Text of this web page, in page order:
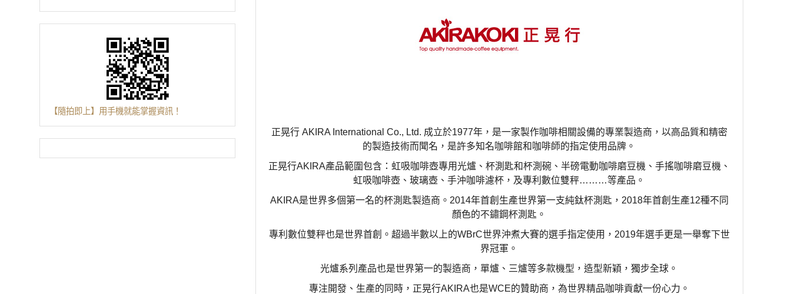
【隨拍即上】用手機就能掌握資訊！
正晃行AKIRA International Co., Ltd. 成立於1977年，是一家製作咖啡相關設備的專業製造商，以高品質和精密
的製造技術而聞名，是許多知名咖啡館和咖啡師的指定使用品牌。
正晃行AKIRA產品範圍包含：虹吸咖啡壺專用光爐、杯測匙和杯測碗、半磅電動咖啡磨豆機、手搖咖啡磨豆機、
虹吸咖啡壺、玻璃壺、手沖咖啡濾杯，及專利數位雙秤………等產品。
AKIRA是世界多個第一名的杯測匙製造商。 2014年首創生產世界第一支純鈦杯測匙， 2018年首創生產12種不同
顏色的不鏽鋼杯測匙。
專利數位雙秤也是世界首創。超過半數以上的WBrC世界沖煮大賽的選手指定使用， 2019年選手更是一舉奪下世
界冠軍。
光爐系列產品也是世界第一的製造商，單爐、三爐等多款機型，造型新穎，獨步全球。
專注開發、生產的同時，正晃行AKIRA也是WCE的贊助商，為世界精品咖啡貢獻一份心力。